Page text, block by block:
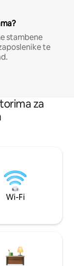
stambene
te
za
Wi-Fi